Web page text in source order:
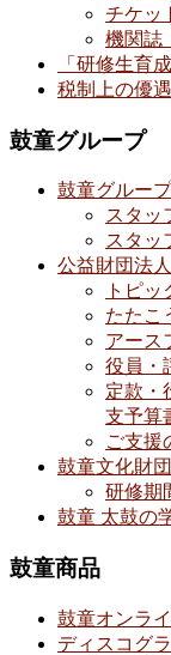
チケッ
機関誌
「研修生育
税制上の優
鼓童グループ
鼓童グルー
スタッ
スタッ
公益財団法
トピッ
たたこ
アース
役員・
定款・
支予算
ご支援
鼓童文化財
研修期
鼓童 太鼓の
鼓童商品
鼓童オンラ
ディスコグ